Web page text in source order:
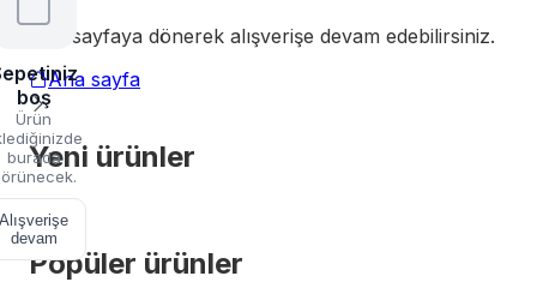
boş
Ürün
burada
Alışverişe
devam
Ana sayfaya dönerek alışverişe devam edebilirsiniz.
Ana sayfa
Yeni ürünler
Popüler ürünler